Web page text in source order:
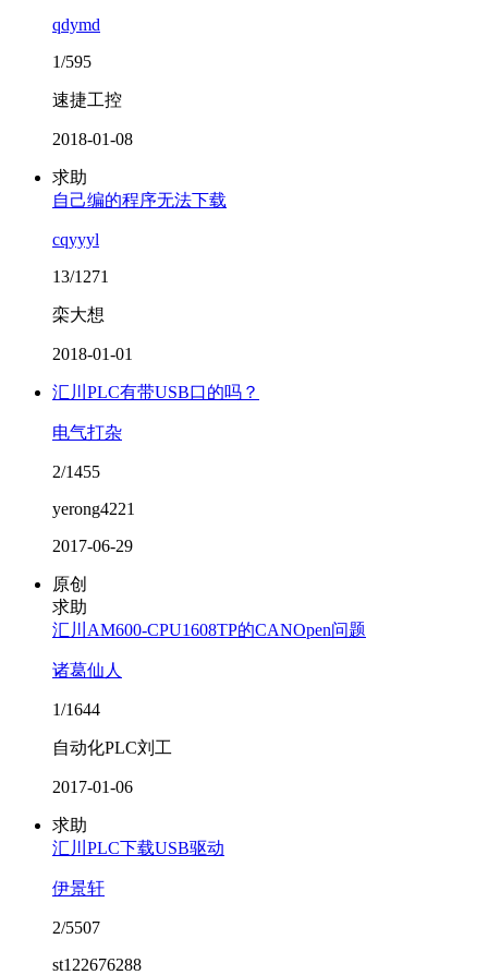
qdymd
1/595
速捷工控
2018-01-08
求助
自己编的程序无法下载
cqyyyl
13/1271
栾大想
2018-01-01
汇川PLC有带USB口的吗？
电气打杂
2/1455
yerong4221
2017-06-29
原创
求助
汇川AM600-CPU1608TP的CANOpen问题
诸葛仙人
1/1644
自动化PLC刘工
2017-01-06
求助
汇川PLC下载USB驱动
伊景轩
2/5507
st122676288